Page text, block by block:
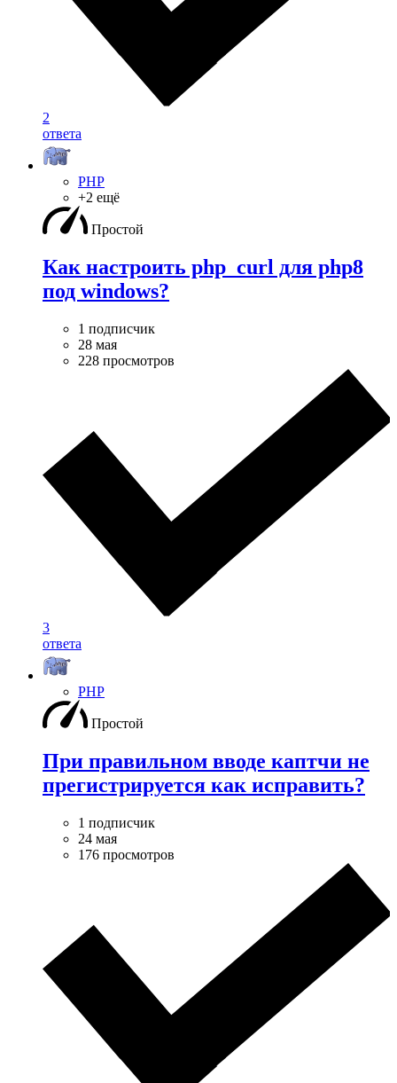
2
ответа
PHP
+2 ещё
Простой
Как настроить php_curl для php8
под windows?
1 подписчик
28 мая
228 просмотров
3
ответа
PHP
Простой
При правильном вводе каптчи не
прегистрируется как исправить?
1 подписчик
24 мая
176 просмотров